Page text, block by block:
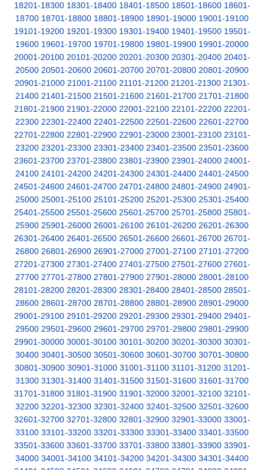
18201-18300 18301-18400 18401-18500 18501-18600 18601-
18700 18701-18800 18801-18900 18901-19000 19001-19100
19101-19200 19201-19300 19301-19400 19401-19500 19501-
19600 19601-19700 19701-19800 19801-19900 19901-20000
20001-20100 20101-20200 20201-20300 20301-20400 20401-
20500 20501-20600 20601-20700 20701-20800 20801-20900
20901-21000 21001-21100 21101-21200 21201-21300 21301-
21400 21401-21500 21501-21600 21601-21700 21701-21800
21801-21900 21901-22000 22001-22100 22101-22200 22201-
22300 22301-22400 22401-22500 22501-22600 22601-22700
22701-22800 22801-22900 22901-23000 23001-23100 23101-
23200 23201-23300 23301-23400 23401-23500 23501-23600
23601-23700 23701-23800 23801-23900 23901-24000 24001-
24100 24101-24200 24201-24300 24301-24400 24401-24500
24501-24600 24601-24700 24701-24800 24801-24900 24901-
25000 25001-25100 25101-25200 25201-25300 25301-25400
25401-25500 25501-25600 25601-25700 25701-25800 25801-
25900 25901-26000 26001-26100 26101-26200 26201-26300
26301-26400 26401-26500 26501-26600 26601-26700 26701-
26800 26801-26900 26901-27000 27001-27100 27101-27200
27201-27300 27301-27400 27401-27500 27501-27600 27601-
27700 27701-27800 27801-27900 27901-28000 28001-28100
28101-28200 28201-28300 28301-28400 28401-28500 28501-
28600 28601-28700 28701-28800 28801-28900 28901-29000
29001-29100 29101-29200 29201-29300 29301-29400 29401-
29500 29501-29600 29601-29700 29701-29800 29801-29900
29901-30000 30001-30100 30101-30200 30201-30300 30301-
30400 30401-30500 30501-30600 30601-30700 30701-30800
30801-30900 30901-31000 31001-31100 31101-31200 31201-
31300 31301-31400 31401-31500 31501-31600 31601-31700
31701-31800 31801-31900 31901-32000 32001-32100 32101-
32200 32201-32300 32301-32400 32401-32500 32501-32600
32601-32700 32701-32800 32801-32900 32901-33000 33001-
33100 33101-33200 33201-33300 33301-33400 33401-33500
33501-33600 33601-33700 33701-33800 33801-33900 33901-
34000 34001-34100 34101-34200 34201-34300 34301-34400